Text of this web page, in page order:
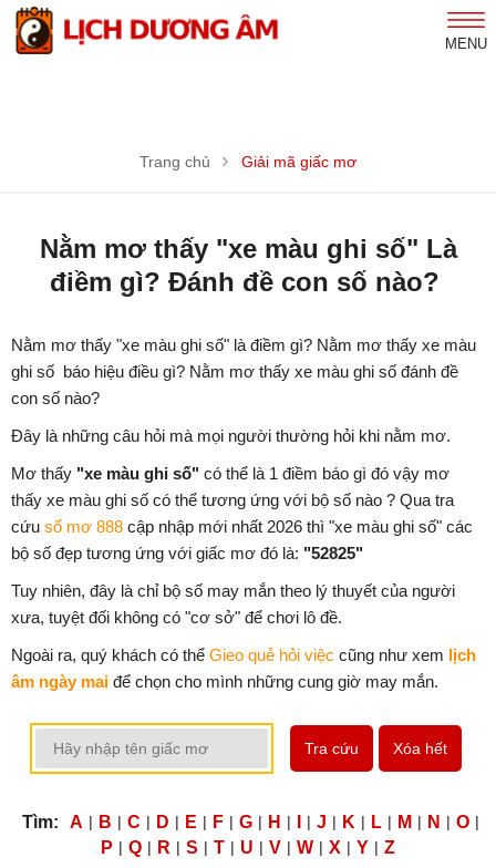
MENU
Trang chủ Giải mã giấc mơ
Nằm mơ thấy "xe màu ghi số" Là
điềm gì? Đánh đề con số nào?
Nằm mơ thấy "xe màu ghi số" là điềm gì? Nằm mơ thấy xe màu
ghi số báo hiệu điều gì? Nằm mơ thấy xe màu ghi số đánh đề
con số nào?
Đây là những câu hỏi mà mọi người thường hỏi khi nằm mơ.
Mơ thấy "xe màu ghi số" có thể là 1 điềm báo gì đó vậy mơ
thấy xe màu ghi số có thể tương ứng với bộ số nào ? Qua tra
cứu sổ mơ 888 cập nhập mới nhất 2026 thì "xe màu ghi số" các
bộ số đẹp tương ứng với giấc mơ đó là: "52825"
Tuy nhiên, đây là chỉ bộ số may mắn theo lý thuyết của người
xưa, tuyệt đối không có "cơ sở" để chơi lô đề.
Ngoài ra, quý khách có thể Gieo quẻ hỏi việc cũng như xem lịch
âm ngày mai để chọn cho mình những cung giờ may mắn.
Tra cứu Xóa hết
Tìm: A | B | C | D | E | F | G | H | | J | K | L | M | N | O |
P | Q | R | S | T | U | V | W | X | Y | Z